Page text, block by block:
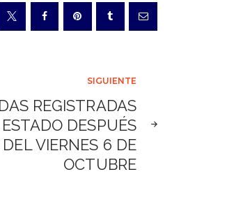
SIGUIENTE
REGISTRADAS
DESPUÉS
VIERNES 6 DE
OCTUBRE